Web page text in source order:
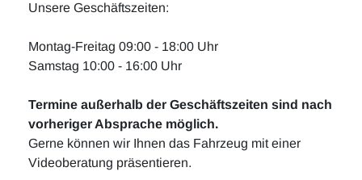
Unsere Geschäftszeiten:
Montag-Freitag 09:00 - 18:00 Uhr
Samstag 10:00 - 16:00 Uhr
Termine außerhalb der Geschäftszeiten sind nach
vorheriger Absprache möglich.
Gerne können wir Ihnen das Fahrzeug mit einer
Videoberatung präsentieren.